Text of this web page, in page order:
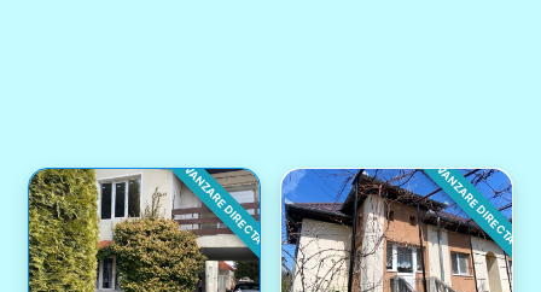
VANZARE DIRECTA VANZARE DIRECTA